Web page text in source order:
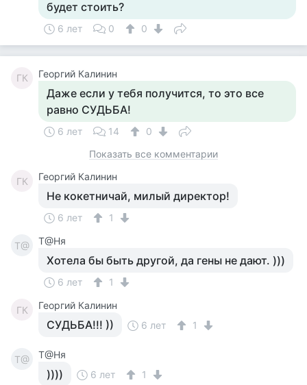
будет стоить?
6 лет 0 0
ГК Георгий Калинин
Даже если у тебя получится, то это все
равно СУДЬБА!
6 лет 14
0
Показать все комментарии
ГК Георгий Калинин
Не кокетничай, милый директор!
6 лет 1
Т@ Т@Ня
Хотела бы быть другой, да гены не дают. )))
6 лет 1
ГК Георгий Калинин
СУДЬБА!!! )) 6 лет 1
Т@ Т@Ня
)))) 6 лет 1